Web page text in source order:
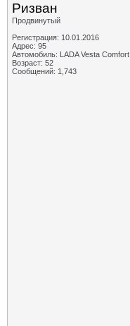
Ризван
Продвинутый
Регистрация: 10.01.2016
Адрес: 95
Автомобиль: LADA Vesta Сomfort
Возраст: 52
Сообщений: 1,743